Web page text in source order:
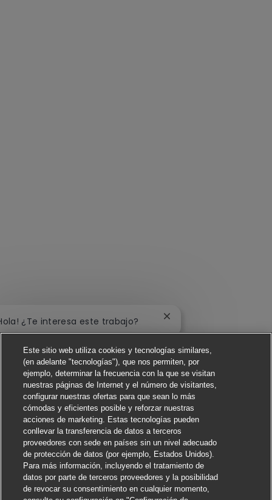
Este sitio web utiliza cookies y tecnologías similares,
(en adelante "tecnologías"), que nos permiten, por
ejemplo, determinar la frecuencia con la que se visitan
nuestras páginas de Internet y el número de visitantes,
configurar nuestras ofertas para que sean lo más
cómodas y eficientes posible y reforzar nuestras
acciones de marketing. Estas tecnologías pueden
conllevar la transferencia de datos a terceros
proveedores con sede en países sin un nivel adecuado
de protección de datos (por ejemplo, Estados Unidos).
Para más información, incluyendo el tratamiento de
datos por parte de terceros proveedores y la posibilidad
de revocar su consentimiento en cualquier momento,
¿Te interesa este trabajo? Cerrar notificación de
Me interesa
Buscar trabajos similares